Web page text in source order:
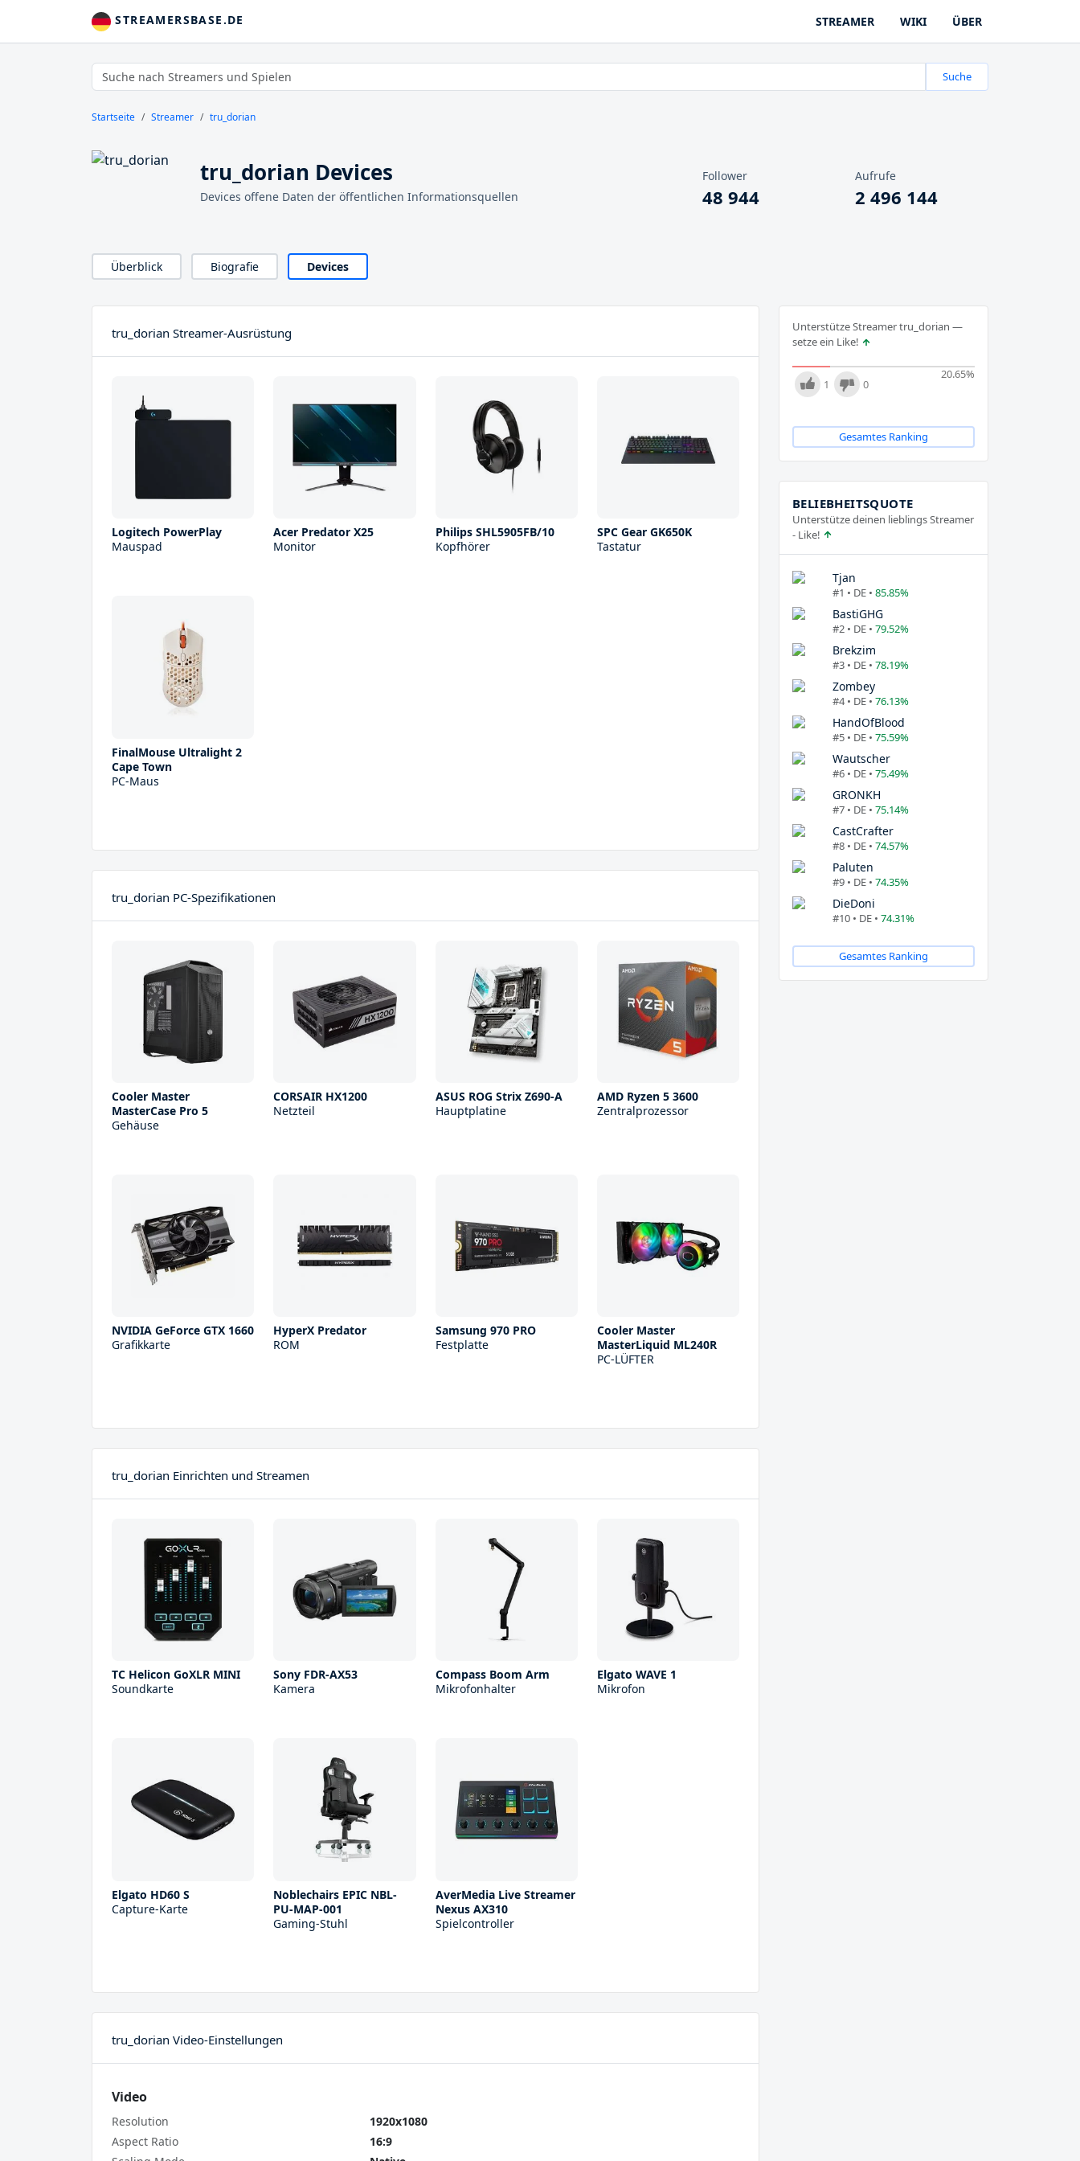
STREAMERSBASE.DE STREAMER WIKI ÜBER
Suche
Startseite Streamer tru_dorian
tru_dorian Devices
Devices offene Daten der öffentlichen Informationsquellen
Follower
48 944
Aufrufe
2 496 144
Überblick Biografie Devices
tru_dorian Streamer-Ausrüstung
Logitech PowerPlay
Mauspad
Acer Predator X25
Monitor
Philips SHL5905FB/10
Kopfhörer
SPC Gear GK650K
Tastatur
FinalMouse Ultralight 2
Cape Town
PC-Maus
tru_dorian PC-Spezifikationen
Cooler Master
MasterCase Pro 5
Gehäuse
CORSAIR HX1200
Netzteil
ASUS ROG Strix Z690-A
Hauptplatine
AMD Ryzen 5 3600
Zentralprozessor
NVIDIA GeForce GTX 1660
Grafikkarte
HyperX Predator
ROM
Samsung 970 PRO
Festplatte
Cooler Master
MasterLiquid ML240R
PC-LÜFTER
tru_dorian Einrichten und Streamen
TC Helicon GoXLR MINI
Soundkarte
Sony FDR-AX53
Kamera
Compass Boom Arm
Mikrofonhalter
Elgato WAVE 1
Mikrofon
Elgato HD60 S
Capture-Karte
Noblechairs EPIC NBL-
PU-MAP-001
Gaming-Stuhl
AverMedia Live Streamer
Nexus AX310
Spielcontroller
tru_dorian Video-Einstellungen
Video
Resolution
1920x1080
Aspect Ratio
16:9
Unterstütze Streamer tru_dorian —
setze ein Like!
20.65%
1 0
Gesamtes Ranking
BELIEBHEITSQUOTE
Unterstütze deinen lieblings Streamer
- Like!
Tjan
#1 • DE • 85.85%
BastiGHG
#2 • DE • 79.52%
Brekzim
#3 • DE • 78.19%
Zombey
#4 • DE • 76.13%
HandOfBlood
#5 • DE • 75.59%
Wautscher
#6 • DE • 75.49%
GRONKH
#7 • DE • 75.14%
CastCrafter
#8 • DE • 74.57%
Paluten
#9 • DE • 74.35%
DieDoni
#10 • DE • 74.31%
Gesamtes Ranking